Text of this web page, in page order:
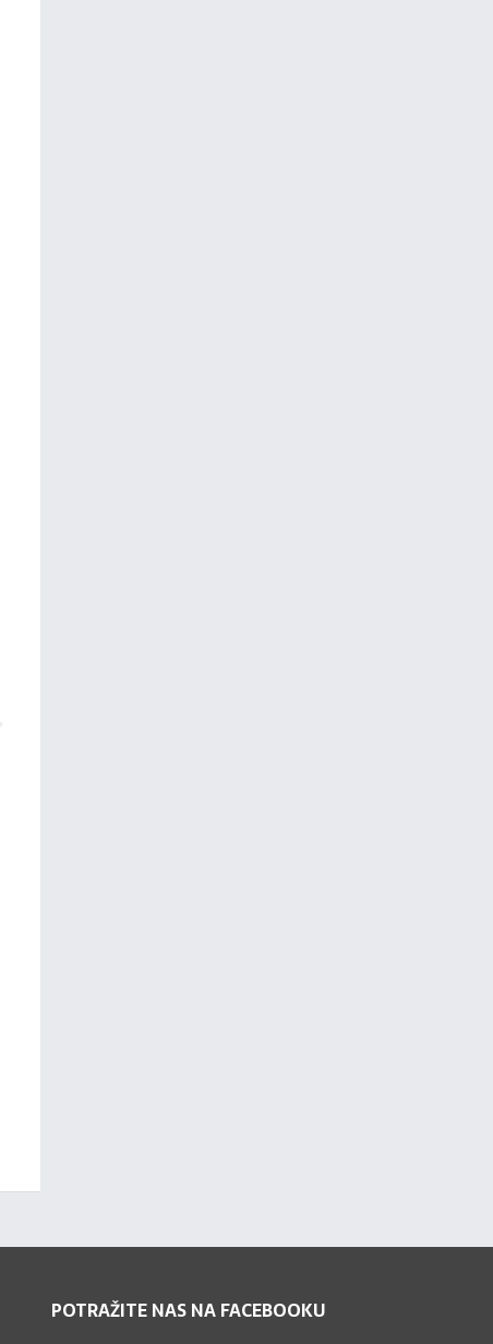
POTRAŽITE NAS NA FACEBOOKU